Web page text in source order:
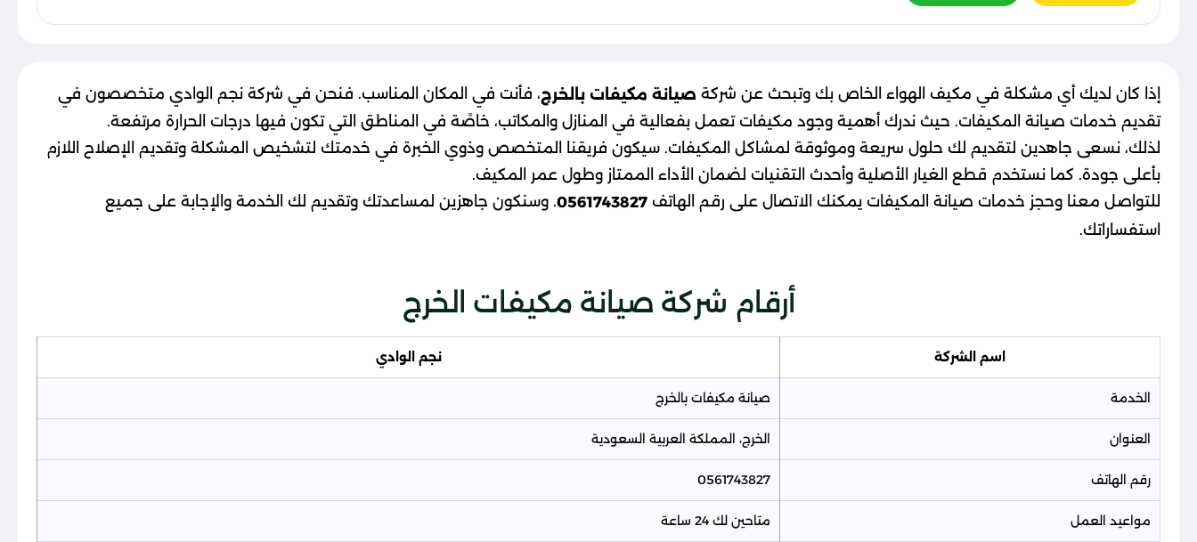
إذا كان لديك أي مشكلة في مكيف الهواء الخاص بك وتبحث عن شركة صيانة مكيفات بالخرج، فأنت في المكان المناسب. فنحن في شركة نجم الوادي متخصصون في
تقديم خدمات صيانة المكيفات. حيث ندرك أهمية وجود مكيفات تعمل بفعالية في المنازل والمكاتب، خاصًة في المناطق التي تكون فيها درجات الحرارة مرتفعة.
لذلك، نسعى جاهدين لتقديم لك حلول سريعة وموثوقة لمشاكل المكيفات. سيكون فريقنا المتخصص وذوي الخبرة في خدمتك لتشخيص المشكلة وتقديم الإصلاح اللازم
بأعلى جودة. كما نستخدم قطع الغيار الأصلية وأحدث التقنيات لضمان الأداء الممتاز وطول عمر المكيف.
للتواصل معنا وحجز خدمات صيانة المكيفات يمكنك الاتصال على رقم الهاتف 0561743827. وسنكون جاهزين لمساعدتك وتقديم لك الخدمة والإجابة على جميع
استفساراتك.
أرقام شركة صيانة مكيفات الخرج
اسم الشركة نجم الوادي
الخدمة صيانة مكيفات بالخرج
العنوان الخرج، المملكة العربية السعودية
رقم الهاتف 0561743827
مواعيد العمل متاحين لك 24 ساعة